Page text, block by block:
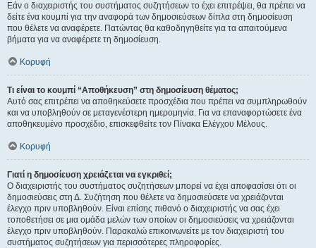
Εάν ο διαχειριστής του συστήματος συζητήσεων το έχει επιτρέψει, θα πρέπει να
δείτε ένα κουμπί για την αναφορά των δημοσιεύσεων δίπλα στη δημοσίευση
που θέλετε να αναφέρετε. Πατώντας θα καθοδηγηθείτε για τα απαιτούμενα
βήματα για να αναφέρετε τη δημοσίευση.
Κορυφή
Τι είναι το κουμπί “Αποθήκευση” στη δημοσίευση θέματος;
Αυτό σας επιτρέπει να αποθηκεύσετε προσχέδια που πρέπει να συμπληρωθούν
και να υποβληθούν σε μεταγενέστερη ημερομηνία. Για να επαναφορτώσετε ένα
αποθηκευμένο προσχέδιο, επισκεφθείτε τον Πίνακα Ελέγχου Μέλους.
Κορυφή
Γιατί η δημοσίευση χρειάζεται να εγκριθεί;
Ο διαχειριστής του συστήματος συζητήσεων μπορεί να έχει αποφασίσει ότι οι
δημοσιεύσεις στη Δ. Συζήτηση που θέλετε να δημοσιεύσετε να χρειάζονται
έλεγχο πριν υποβληθούν. Είναι επίσης πιθανό ο διαχειριστής να σας έχει
τοποθετήσει σε μια ομάδα μελών των οποίων οι δημοσιεύσεις να χρειάζονται
έλεγχο πριν υποβληθούν. Παρακαλώ επικοινωνείτε με τον διαχειριστή του
συστήματος συζητήσεων για περισσότερες πληροφορίες.